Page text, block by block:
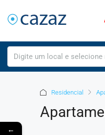
Residencial
←